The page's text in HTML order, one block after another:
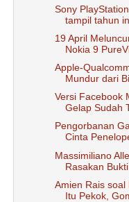
Sony
tampil tahun
19 April
Nokia 9
Apple-
Mundur dari
Versi Facebook
Gelap Sudah
Pengorbanan
Cinta
Massimiliano
Rasakan Bukti
Amien Rais soal
Itu Pekok,